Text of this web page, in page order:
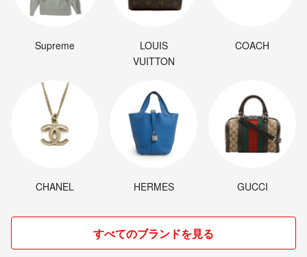
Supreme
LOUIS
VUITTON
COACH
CHANEL HERMES GUCCI
すべてのブランドを見る